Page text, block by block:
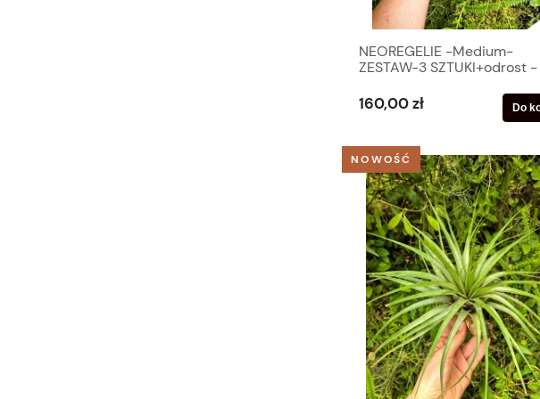
NEOREGELIE -Medium-
ZESTAW-3 SZTUKI+odrost -
160,00 zł Do
NOWOŚĆ